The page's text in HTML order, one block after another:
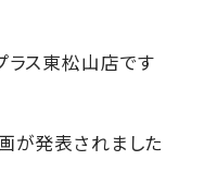
ラス東松山店です
が発表されました